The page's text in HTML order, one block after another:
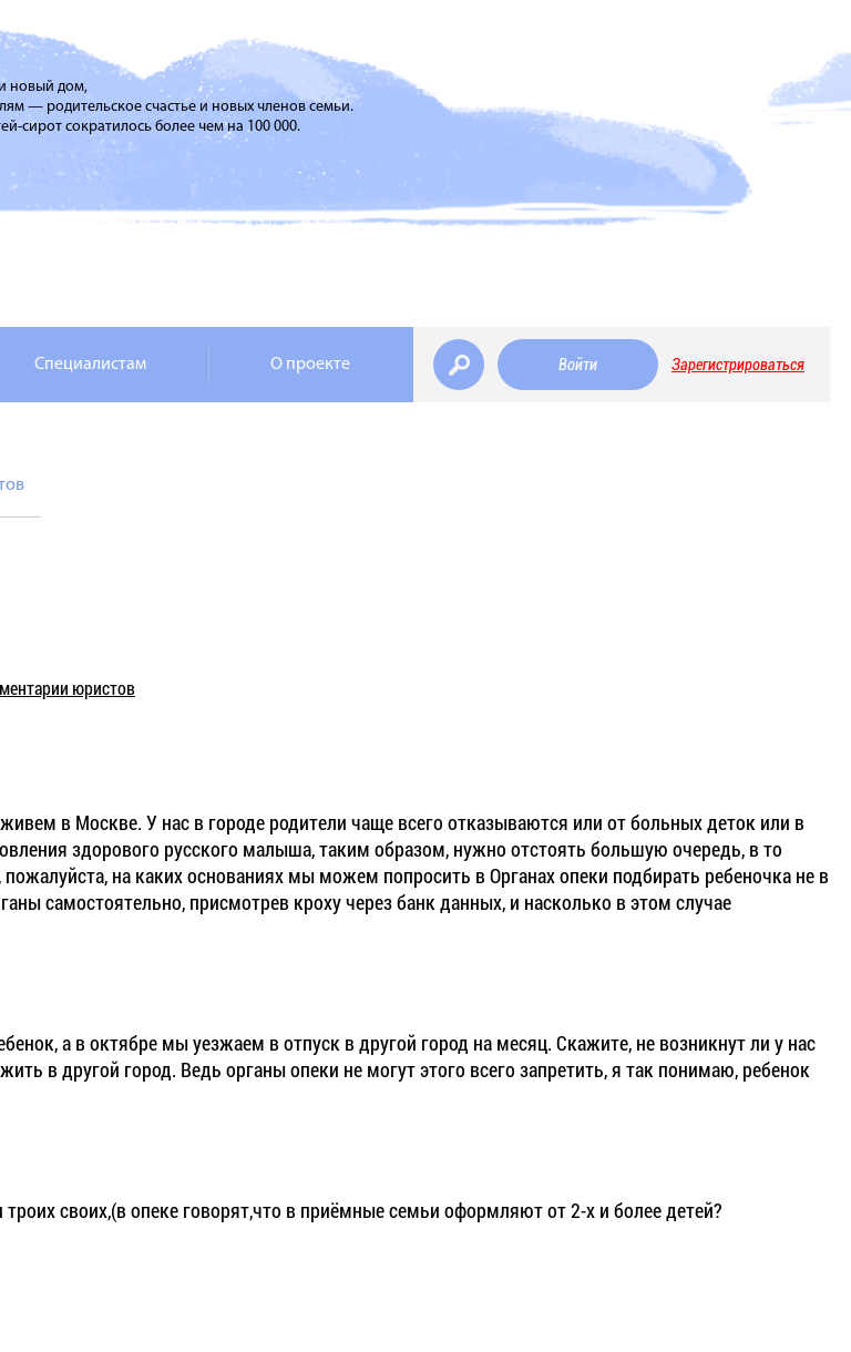
новый дом,
— родительское счастье и новых членов семьи.
сирот сократилось более чем на 100 000.
Специалистам О проекте Войти Зарегистрироваться
юристов
в Москве. У нас в городе родители чаще всего отказываются или от больных деток или в
здорового русского малыша, таким образом, нужно отстоять большую очередь, в то
на каких основаниях мы можем попросить в Органах опеки подбирать ребеночка не в
самостоятельно, присмотрев кроху через банк данных, и насколько в этом случае
а в октябре мы уезжаем в отпуск в другой город на месяц. Скажите, не возникнут ли у нас
в другой город. Ведь органы опеки не могут этого всего запретить, я так понимаю, ребенок
своих,(в опеке говорят,что в приёмные семьи оформляют от 2-х и более детей?